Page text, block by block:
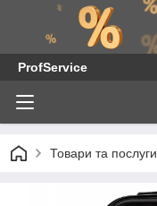
ProfService
Товари та послуги